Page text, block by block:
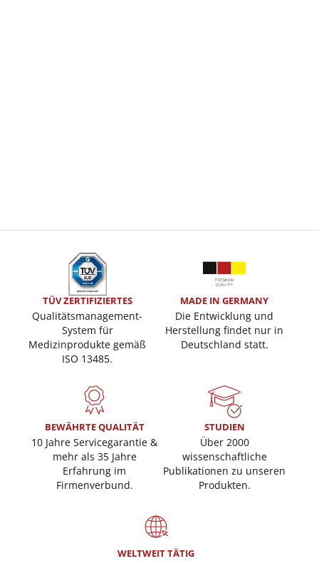
TÜV ZERTIFIZIERTES
Qualitätsmanagement-
System für
Medizinprodukte gemäß
ISO 13485.
MADE IN GERMANY
Die Entwicklung und
Herstellung findet nur in
Deutschland statt.
BEWÄHRTE QUALITÄT
10 Jahre Servicegarantie &
mehr als 35 Jahre
Erfahrung im
Firmenverbund.
STUDIEN
Über 2000
wissenschaftliche
Publikationen zu unseren
Produkten.
WELTWEIT TÄTIG